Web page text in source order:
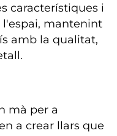
característiques i
l'espai, mantenint
amb la qualitat,
mà per a
a crear llars que